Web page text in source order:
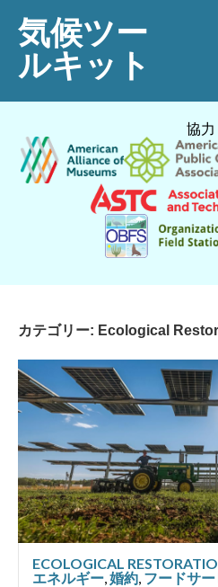
気候ツー
ルキット
協力
カテゴリー: Ecological
ECOLOGICAL
エネルギー,婚約, フードサ